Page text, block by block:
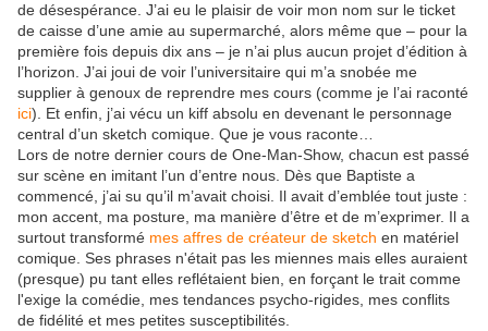
de désespérance. J’ai eu le plaisir de voir mon nom sur le ticket
de caisse d’une amie au supermarché, alors même que – pour la
première fois depuis dix ans – je n’ai plus aucun projet d’édition à
l’horizon. J’ai joui de voir l’universitaire qui m’a snobée me
supplier à genoux de reprendre mes cours (comme je l’ai raconté
ici). Et enfin, j’ai vécu un kiff absolu en devenant le personnage
central d’un sketch comique. Que je vous raconte…
Lors de notre dernier cours de One-Man-Show, chacun est passé
sur scène en imitant l’un d’entre nous. Dès que Baptiste a
commencé, j’ai su qu’il m’avait choisi. Il avait d’emblée tout juste :
mon accent, ma posture, ma manière d’être et de m’exprimer. Il a
surtout transformé mes affres de créateur de sketch en matériel
comique. Ses phrases n'était pas les miennes mais elles auraient
(presque) pu tant elles reflétaient bien, en forçant le trait comme
l'exige la comédie, mes tendances psycho-rigides, mes conflits
de fidélité et mes petites susceptibilités.